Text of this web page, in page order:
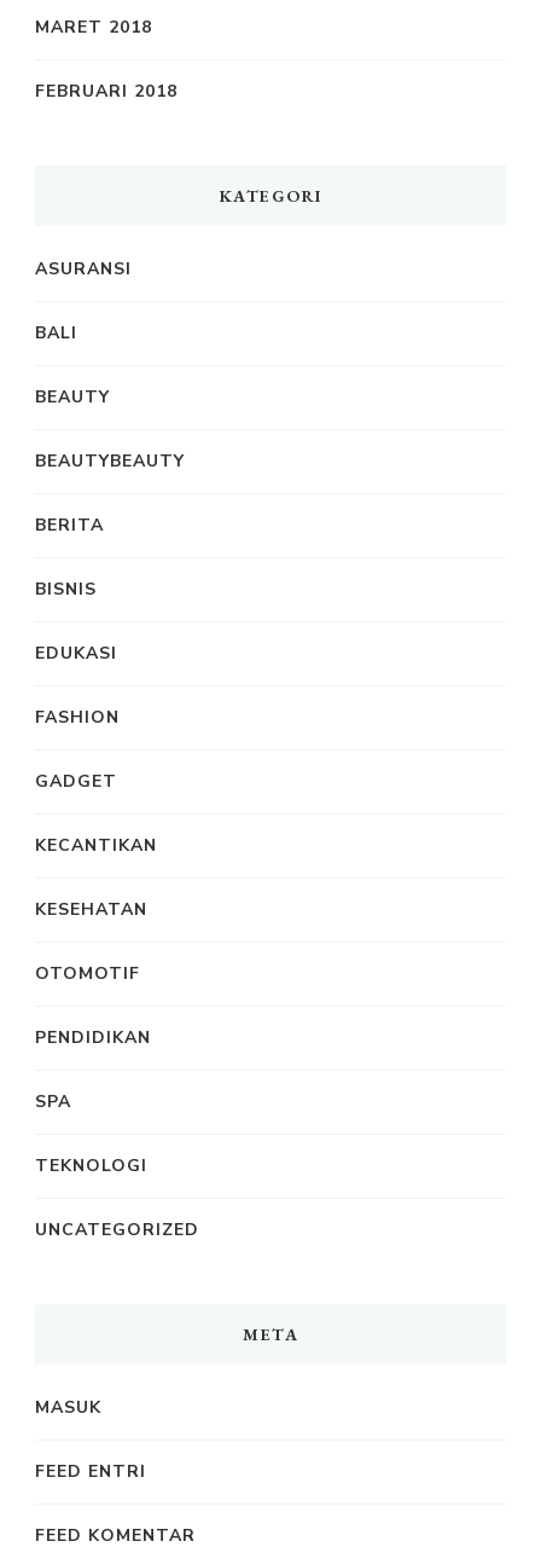
MARET 2018
FEBRUARI 2018
KATEGORI
ASURANSI
BALI
BEAUTY
BEAUTYBEAUTY
BERITA
BISNIS
EDUKASI
FASHION
GADGET
KECANTIKAN
KESEHATAN
OTOMOTIF
PENDIDIKAN
SPA
TEKNOLOGI
UNCATEGORIZED
META
MASUK
FEED ENTRI
FEED KOMENTAR